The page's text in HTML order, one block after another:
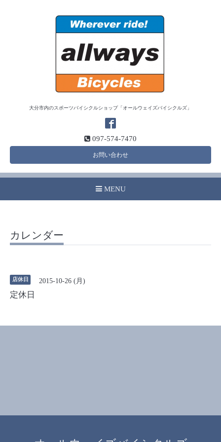
大分市内のスポーツバイシクルショップ「オールウェイズバイシクルズ」
097-574-7470
お問い合わせ
MENU
カレンダー
店休日 2015-10-26 (月)
定休日